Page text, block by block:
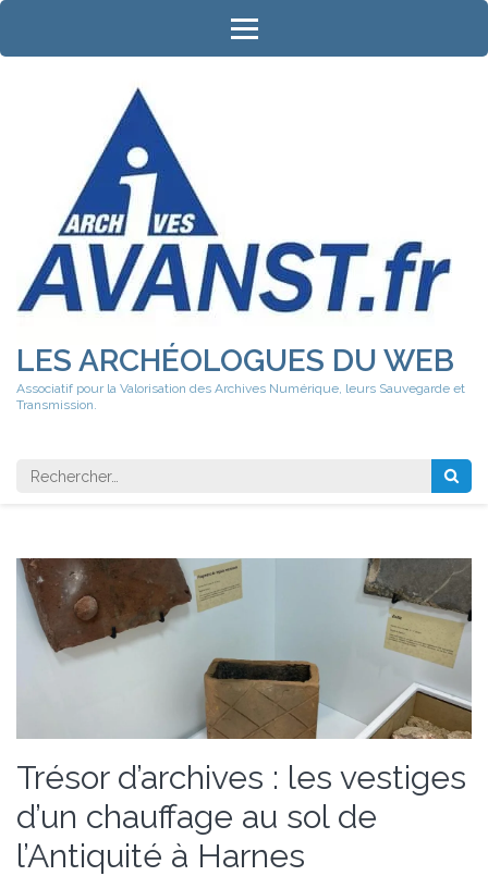
Aller
contenu
LES ARCHÉOLOGUES DU WEB
Associatif pour la Valorisation des Archives Numérique, leurs Sauvegarde et
Transmission.
Rechercher
Trésor d’archives : les vestiges
d’un chauffage au sol de
l’Antiquité à Harnes